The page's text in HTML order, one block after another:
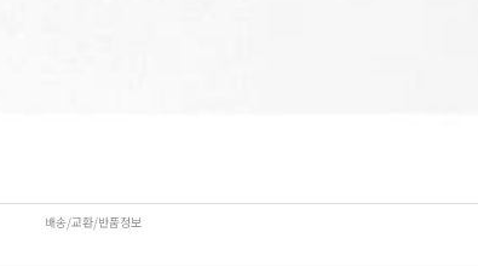
배송/교환/반품정보